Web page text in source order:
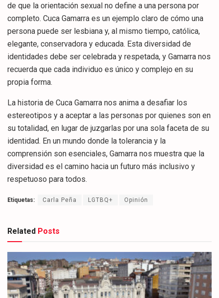
de que la orientación sexual no define a una persona por
completo. Cuca Gamarra es un ejemplo claro de cómo una
persona puede ser lesbiana y, al mismo tiempo, católica,
elegante, conservadora y educada. Esta diversidad de
identidades debe ser celebrada y respetada, y Gamarra nos
recuerda que cada individuo es único y complejo en su
propia forma.
La historia de Cuca Gamarra nos anima a desafiar los
estereotipos y a aceptar a las personas por quienes son en
su totalidad, en lugar de juzgarlas por una sola faceta de su
identidad. En un mundo donde la tolerancia y la
comprensión son esenciales, Gamarra nos muestra que la
diversidad es el camino hacia un futuro más inclusivo y
respetuoso para todos.
Etiquetas: Carla Peña LGTBQ+ Opinión
Related Posts